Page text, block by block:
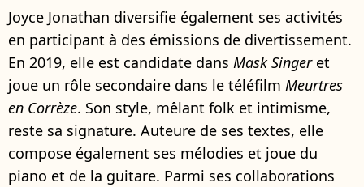
Joyce Jonathan diversifie également ses activités
en participant à des émissions de divertissement.
En 2019, elle est candidate dans Mask Singeret
joue un rôle secondaire dans le téléfilm Meurtres
en Corrèze. Son style, mêlant folk et intimisme,
reste sa signature. Auteure de ses textes, elle
compose également ses mélodies et joue du
piano et de la guitare. Parmi ses collaborations